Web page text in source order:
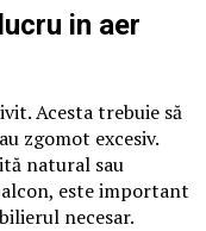
in aer
Acesta trebuie să
zgomot excesiv.
natural sau
este important
necesar.